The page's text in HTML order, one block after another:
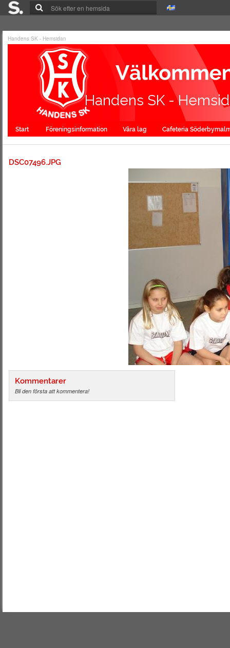
Handens SK - Hemsidan
Handens SK -
Start Föreningsinformation Våra lag Cafeteria
DSC07496.JPG
Kommentarer
Bli den första att kommentera!